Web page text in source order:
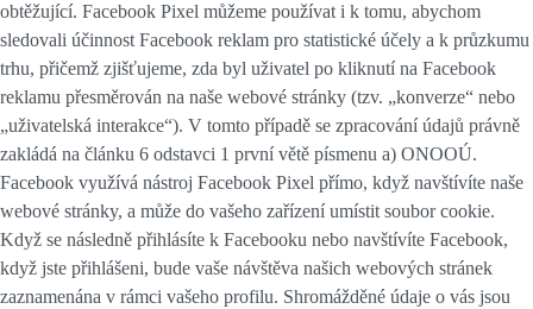
obtěžující. Facebook Pixel můžeme používat i k tomu, abychom
sledovali účinnost Facebook reklam pro statistické účely a k průzkumu
trhu, přičemž zjišťujeme, zda byl uživatel po kliknutí na Facebook
reklamu přesměrován na naše webové stránky (tzv. „konverze“ nebo
„uživatelská interakce“). V tomto případě se zpracování údajů právně
zakládá na článku 6 odstavci 1 první větě písmenu a) ONOOÚ.
Facebook využívá nástroj Facebook Pixel přímo, když navštívíte naše
webové stránky, a může do vašeho zařízení umístit soubor cookie.
Když se následně přihlásíte k Facebooku nebo navštívíte Facebook,
když jste přihlášeni, bude vaše návštěva našich webových stránek
zaznamenána v rámci vašeho profilu. Shromážděné údaje o vás jsou